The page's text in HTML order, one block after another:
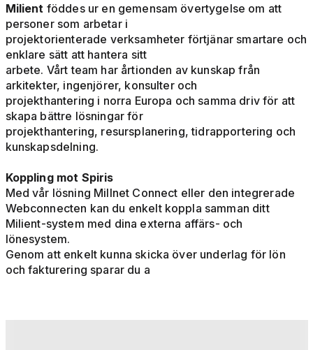
Milient föddes ur en gemensam övertygelse om att
personer som arbetar i
projektorienterade verksamheter förtjänar smartare och
enklare sätt att hantera sitt
arbete. Vårt team har årtionden av kunskap från
arkitekter, ingenjörer, konsulter och
projekthantering i norra Europa och samma driv för att
skapa bättre lösningar för
projekthantering, resursplanering, tidrapportering och
kunskapsdelning.
Koppling mot Spiris
Med vår lösning Millnet Connect eller den integrerade
Webconnecten kan du enkelt koppla samman ditt
Milient-system med dina externa affärs- och
lönesystem.
Genom att enkelt kunna skicka över underlag för lön
och fakturering sparar du a